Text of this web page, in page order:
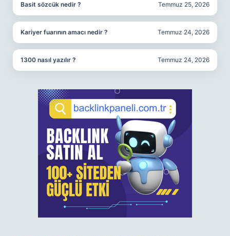
Basit sözcük nedir ? Temmuz 25, 2026
Kariyer fuarının amacı nedir ? Temmuz 24, 2026
1300 nasıl yazılır ? Temmuz 24, 2026